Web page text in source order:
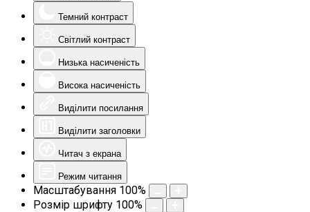
Темний контраст
Світлий контраст
Низька насиченість
Висока насиченість
Виділити посилання
Виділити заголовки
Читач з екрана
Режим читання
Масштабування 100%
Розмір шрифту 100%